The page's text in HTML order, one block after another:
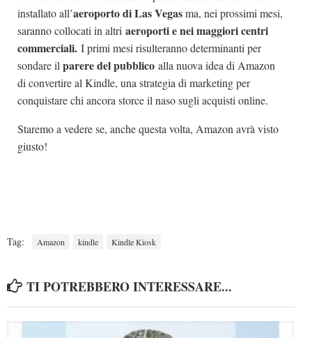
installato all’aeroporto di Las Vegasma, nei prossimi mesi,
saranno collocati in altri aeroporti e nei maggiori centri
commerciali. I primi mesi risulteranno determinanti per
sondare il parere del pubblico alla nuova idea di Amazon
di convertire al Kindle, una strategia di marketing per
conquistare chi ancora storce il naso sugli acquisti online.
Staremo a vedere se, anche questa volta, Amazon avrà visto
giusto!
Tag: Amazon kindle Kindle Kiosk
TI POTREBBERO INTERESSARE...